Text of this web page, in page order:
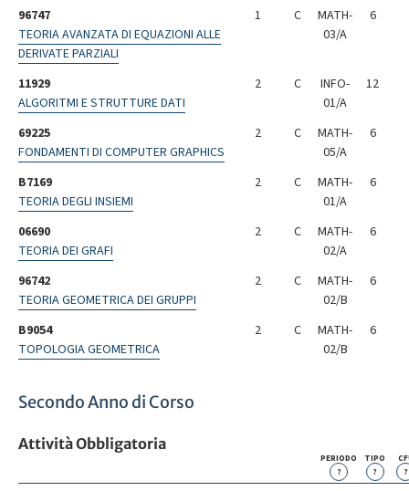
96747
TEORIA AVANZATA DI EQUAZIONI ALLE
DERIVATE PARZIALI
1 C
MATH-
03/A
6
11929
ALGORITMI E STRUTTURE DATI
2 C
INFO-
01/A
12
69225
FONDAMENTI DI COMPUTER GRAPHICS
2 C
MATH-
05/A
6
B7169
TEORIA DEGLI INSIEMI
2 C
MATH-
01/A
6
06690
TEORIA DEI GRAFI
2 C
MATH-
02/A
6
96742
TEORIA GEOMETRICA DEI GRUPPI
2 C
MATH-
02/B
6
B9054
TOPOLOGIA GEOMETRICA
2 C
MATH-
02/B
6
Secondo Anno di Corso
Attività Obbligatoria
PERIODO
?
TIPO
?
?